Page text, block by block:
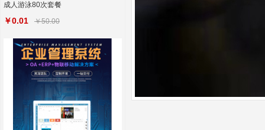
成人游泳80次套餐
￥0.01 ￥50.00